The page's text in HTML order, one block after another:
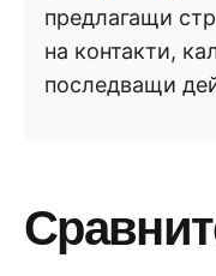
предлагащи
на контакти,
последващи